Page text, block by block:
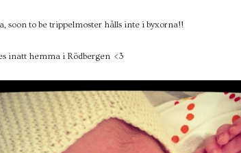
soon to be trippelmoster hålls inte i byxorna!!
inatt hemma i Rödbergen <3